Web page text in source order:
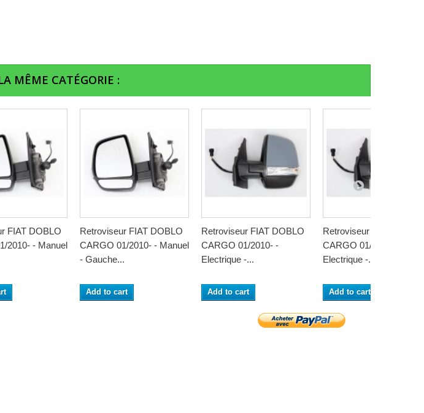
MÊME CATÉGORIE :
FIAT DOBLO
2010- - Manuel
Retroviseur FIAT DOBLO
CARGO 01/2010- - Manuel
- Gauche...
Add to cart
Retroviseur FIAT DOBLO
CARGO 01/2010- -
Electrique -...
Add to cart
Retroviseur FIAT
CARGO 01/2010- -
Electrique -...
Add to cart